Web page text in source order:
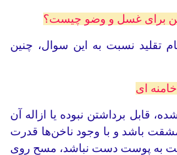
برای غسل و وضو چیست؟
تقلید نسبت به این سوال، چنین
ای
قابل برداشتن نبوده یا ازاله آن
باشد و با وجود ناخن‌ها قدرت
به پوست دست نباشد، مسح روى